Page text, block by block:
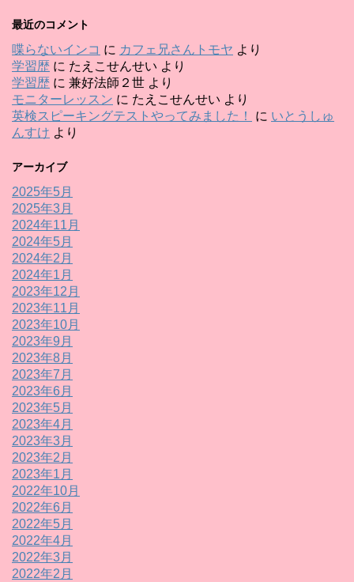
最近のコメント
喋らないインコ に カフェ兄さんトモヤ より
学習歴 に たえこせんせい より
学習歴 に 兼好法師２世 より
モニターレッスン に たえこせんせい より
英検スピーキングテストやってみました！
に いとうしゅ
んすけ より
アーカイブ
2025年5月
2025年3月
2024年11月
2024年5月
2024年2月
2024年1月
2023年12月
2023年11月
2023年10月
2023年9月
2023年8月
2023年7月
2023年6月
2023年5月
2023年4月
2023年3月
2023年2月
2023年1月
2022年10月
2022年6月
2022年5月
2022年4月
2022年3月
2022年2月